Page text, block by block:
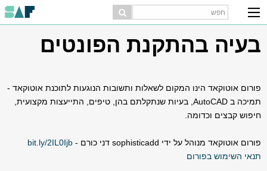
בעיה בהתקנת הפונטים
פורום אוטוקאד הינו המקום לשאלות ותשובות הנוגעות לתוכנת אוטוקאד -
תמיכה ב AutoCAD, בעיות שנתקלתם בהן, טיפים, התייעצות מקצועית,
חיפוש קבצים וכדומה.
פורום אוטוקאד מנוהל על ידי sophisticadd דני כורם -
bit.ly/2IL0Ijb
תנאי השימוש בפורום